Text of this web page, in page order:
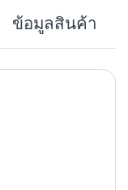
ข้อมูลสินค้า